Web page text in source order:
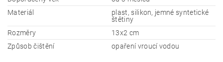
Materiál
plast, silikon, jemné syntetické
štětiny
Rozměry
13x2 cm
Způsob čištění
opaření vroucí vodou